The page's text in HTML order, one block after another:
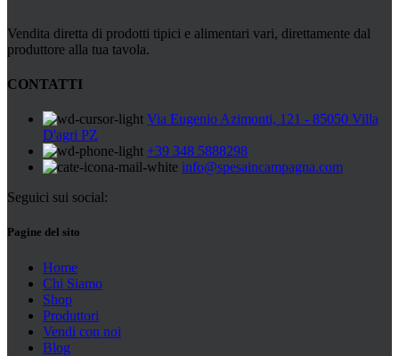
Vendita diretta di prodotti tipici e alimentari vari, direttamente dal
produttore alla tua tavola.
CONTATTI
Via Eugenio Azimonti, 121 - 85050 Villa
D'agri PZ
+39 348 5888298
info@spesaincampagna.com
Seguici sui social:
Pagine del sito
Home
Chi Siamo
Shop
Produttori
Vendi con noi
Blog